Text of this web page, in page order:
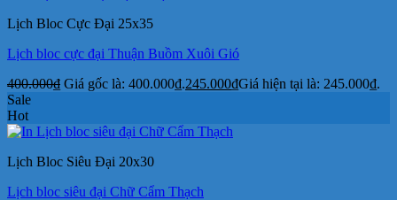
Lịch Bloc Cực Đại 25x35
Lịch bloc cực đại Thuận Buồm Xuôi Gió
400.000₫ Giá gốc là: 400.000₫.245.000₫Giá hiện tại là: 245.000₫.
Sale
Hot
Lịch Bloc Siêu Đại 20x30
Lịch bloc siêu đại Chữ Cẩm Thạch